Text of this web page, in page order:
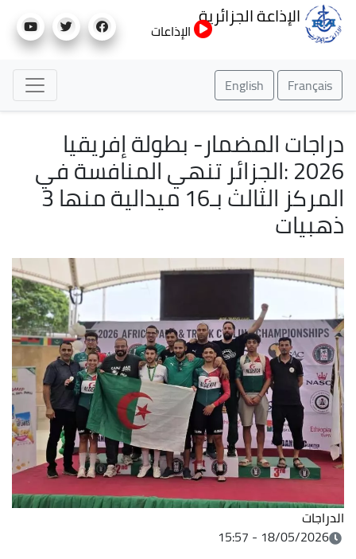
إلى
الإذاعة الجزائرية
الإذاعات
Français
English
دراجات المضمار- بطولة إفريقيا
2026 :الجزائر تنهي المنافسة في
المركز الثالث بـ16 ميدالية منها 3
ذهبيات
الدراجات
18/05/2026 - 15:57